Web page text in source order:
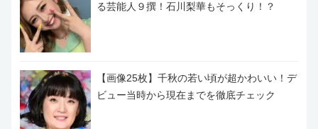
る芸能人９撰！石川梨華もそっくり！？
【画像25枚】千秋の若い頃が超かわいい！デ
ビュー当時から現在までを徹底チェック